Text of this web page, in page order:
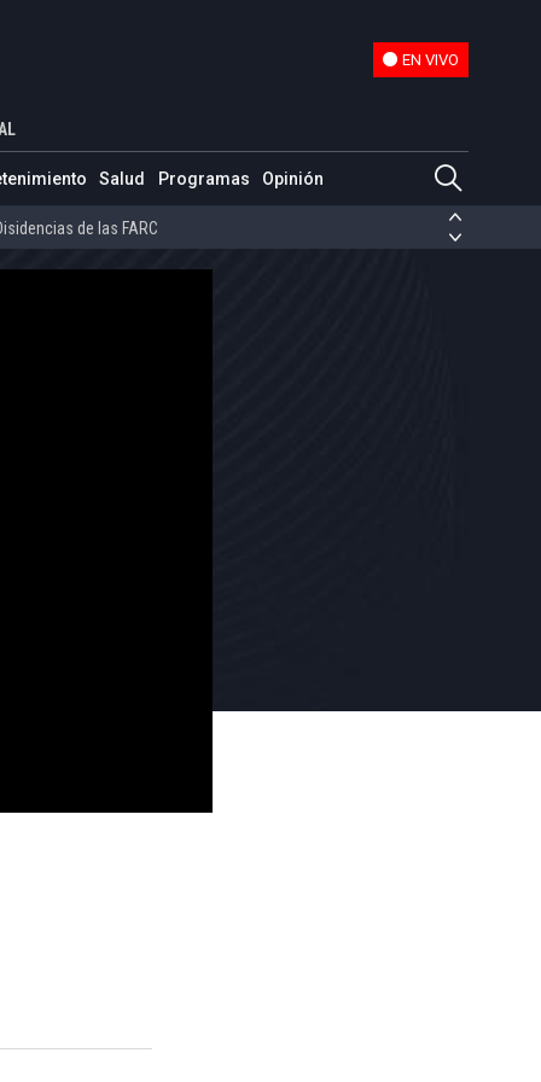
EN VIVO
Salud Programas Opinión
de las FARC
Venezuela Nicolás Maduro
de las FARC